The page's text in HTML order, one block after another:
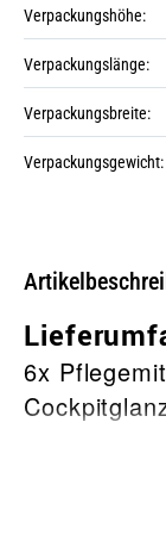
+5
Verpackungshöhe:
Verpackungslänge:
Verpackungsbreite:
Verpackungsgewicht:
6x